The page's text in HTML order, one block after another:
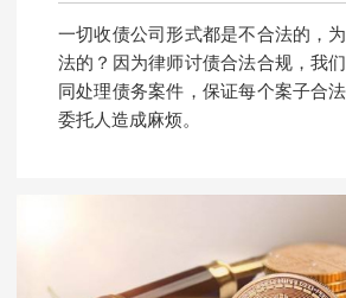
一切收债公司形式都是不合法的，
法的？因为律师讨债合法合规，我
同处理债务案件，保证每个案子合
委托人造成麻烦。